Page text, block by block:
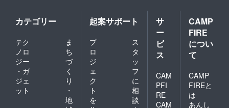
カテゴリー
テク
ノロ
ジー
・ガ
ジェ
ット
ま
ち
づ
く
り
・
地
起案サポート
プ
ロ
ジ
ェ
ク
ト
を
ス
タ
ッ
フ
に
相
談
サ
ー
ビ
ス
CAM
PFI
RE
CAM
CAMP
FIRE
につい
て
CAMP
FIREと
は
あんし